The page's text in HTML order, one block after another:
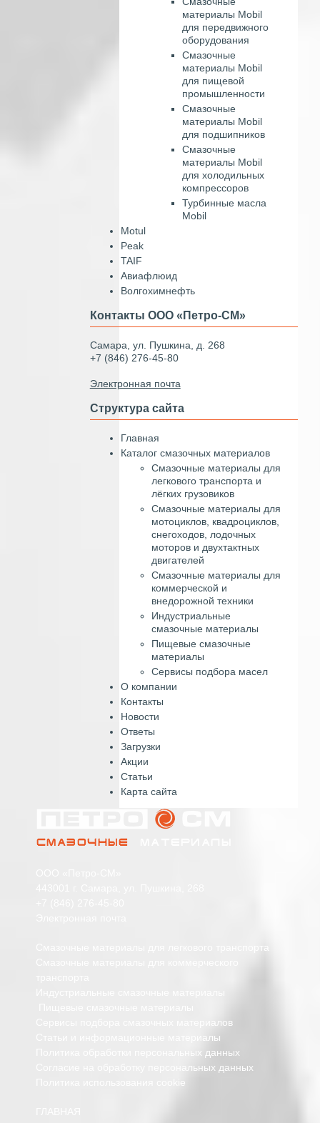
материалы Mobil
для передвижного
оборудования
Смазочные
материалы Mobil
для пищевой
промышленности
Смазочные
материалы Mobil
для подшипников
Смазочные
материалы Mobil
для холодильных
компрессоров
Турбинные масла
Mobil
Motul
Peak
TAIF
Авиафлюид
Волгохимнефть
Контакты ООО «Петро-СМ»
Самара, ул. Пушкина, д. 268
+7 (846) 276-45-80
Электронная почта
Структура сайта
Главная
Каталог смазочных материалов
Смазочные материалы для
легкового транспорта и
лёгких грузовиков
Смазочные материалы для
мотоциклов, квадроциклов,
снегоходов, лодочных
моторов и двухтактных
двигателей
Смазочные материалы для
коммерческой и
внедорожной техники
Индустриальные
смазочные материалы
Пищевые смазочные
материалы
Сервисы подбора масел
О компании
Контакты
Новости
Ответы
Загрузки
Акции
Статьи
Карта сайта
Смазочные материалы для легкового транспорта
Сервисы подбора смазочных материалов
Статьи и информационные материалы
Политика обработки персональных данных
Согласие на обработку персональных данных
Политика использования cookie